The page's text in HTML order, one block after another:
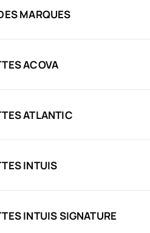
MARQUES
ACOVA
ATLANTIC
INTUIS
INTUIS SIGNATURE